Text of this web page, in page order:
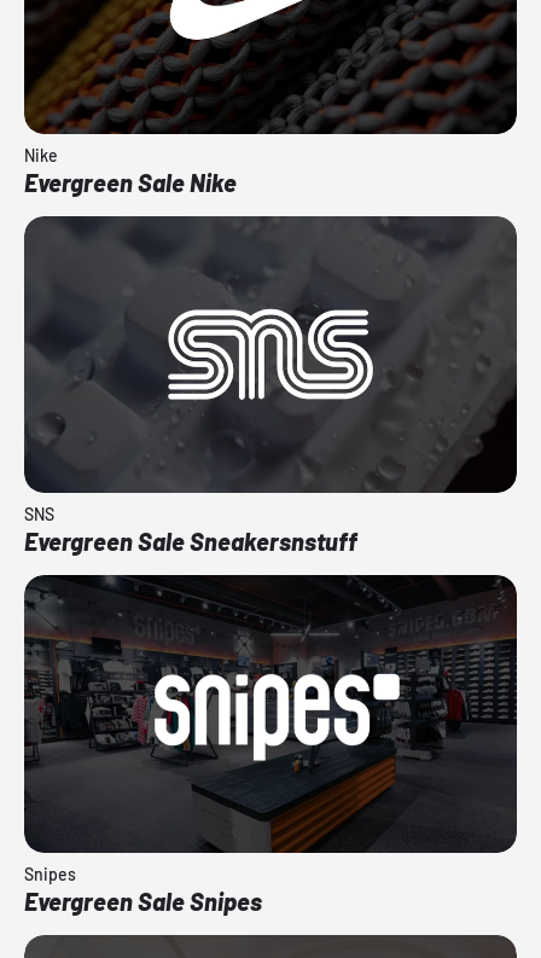
Nike
Evergreen Sale Nike
SNS
Evergreen Sale Sneakersnstuff
Snipes
Evergreen Sale Snipes